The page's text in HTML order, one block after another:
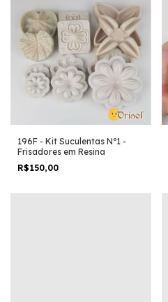
196F - Kit Suculentas Nº1 -
Frisadores em Resina
R$150,00